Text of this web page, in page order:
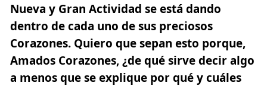
Nueva y Gran Actividad se está dando
dentro de cada uno de sus preciosos
Corazones. Quiero que sepan esto porque,
Amados Corazones, ¿de qué sirve decir algo
a menos que se explique por qué y cuáles